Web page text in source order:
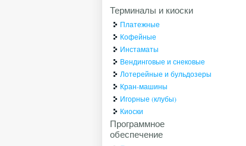
Терминалы и киоски
Платежные
Кофейные
Инстаматы
Вендинговые и снековые
Лотерейные и бульдозеры
Кран-машины
Игорные (клубы)
Киоски
Программное
обеспечение